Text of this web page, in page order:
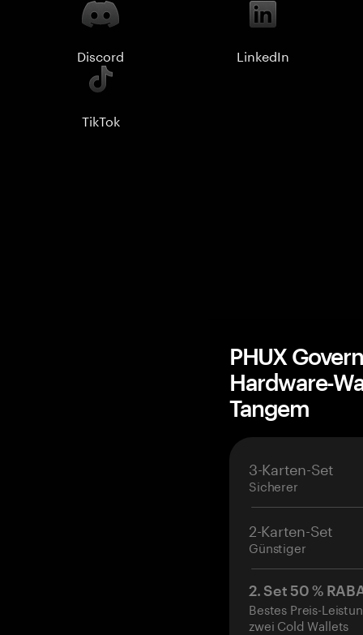
Discord LinkedIn
TikTok
PHUX
Hardware-
Tangem
3-Karten-Set
Sicherer
2-Karten-Set
Günstiger
2. Set 50 %
Bestes Preis-
zwei Cold Wallets